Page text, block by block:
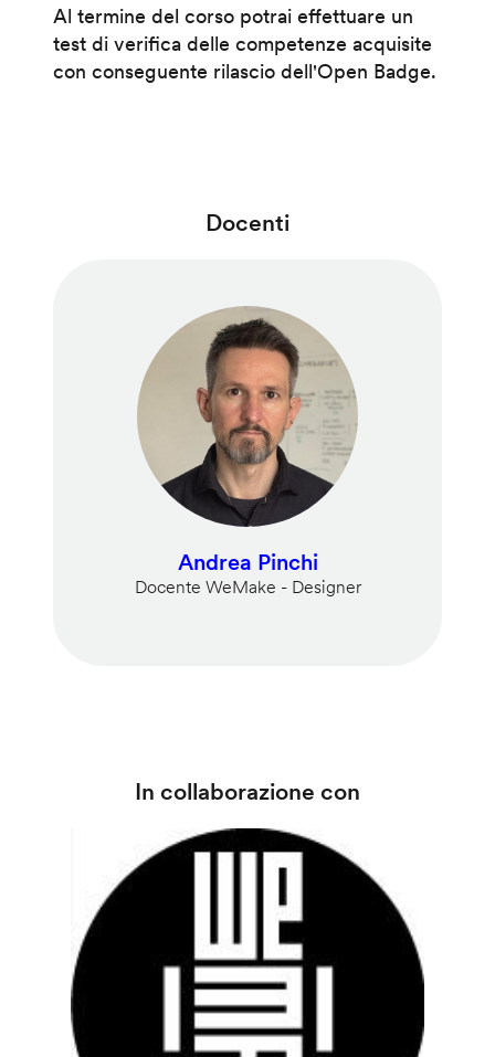
Al termine del corso potrai effettuare un
test di verifica delle competenze acquisite
con conseguente rilascio dell'Open Badge.
Docenti
Andrea Pinchi
Docente WeMake - Designer
In collaborazione con